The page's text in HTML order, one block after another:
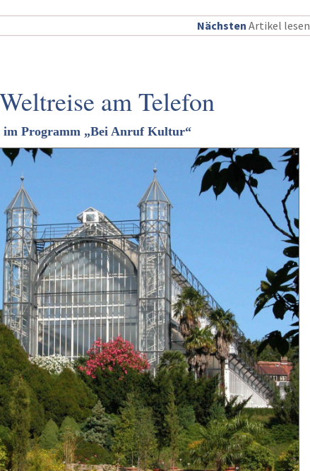
Nächsten Artikel lesen
am Telefon
im Programm „Bei Anruf Kultur“